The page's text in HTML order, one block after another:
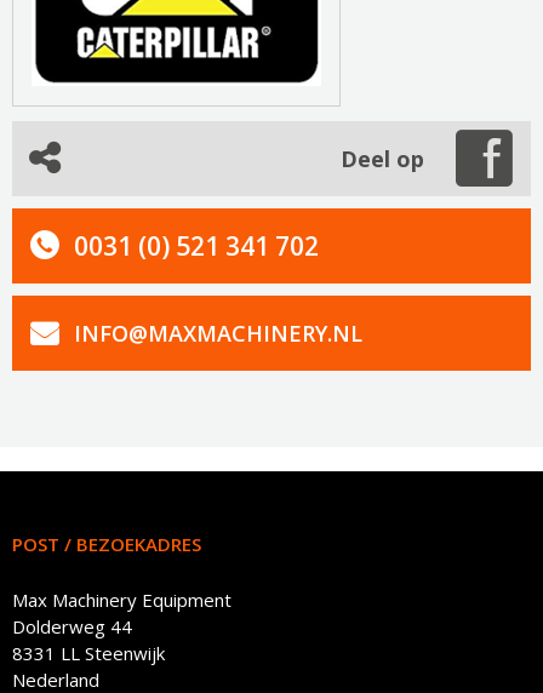
Deel op
0031 (0) 521 341 702
INFO@MAXMACHINERY.NL
POST / BEZOEKADRES
Max Machinery Equipment
Dolderweg 44
8331 LL Steenwijk
Nederland